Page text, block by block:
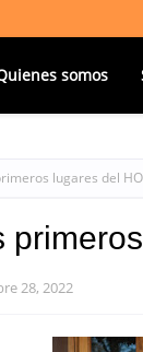
somos
lugares del
28, 2022